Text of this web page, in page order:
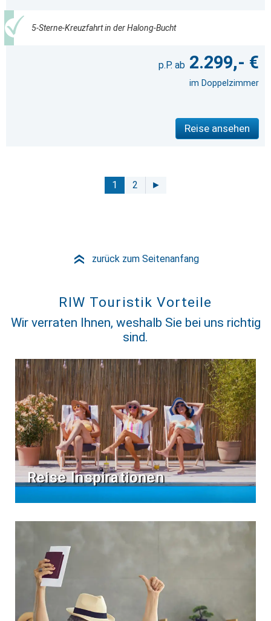
5-Sterne-Kreuzfahrt in der Halong-Bucht
2.299,- €
im Doppelzimmer
Reise ansehen
1 2 ►
» zurück zum Seitenanfang
RIW Touristik Vorteile
Wir verraten Ihnen, weshalb Sie bei uns richtig
sind.
Reise Inspirationen